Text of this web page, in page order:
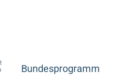
Bundesprogramm